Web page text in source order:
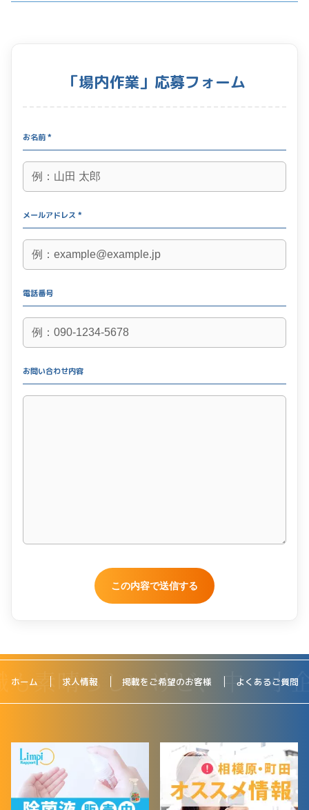
「場内作業」応募フォーム
お名前 *
メールアドレス *
電話番号
お問い合わせ内容
ホーム 求人情報 掲載をご希望のお客様 よくあるご質問